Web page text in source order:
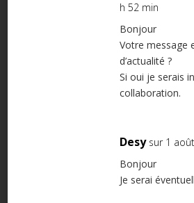
h 52 min
Bonjour
Votre message
d’actualité ?
Si oui je serais
collaboration.
Desy sur 1
Bonjour
Je serai